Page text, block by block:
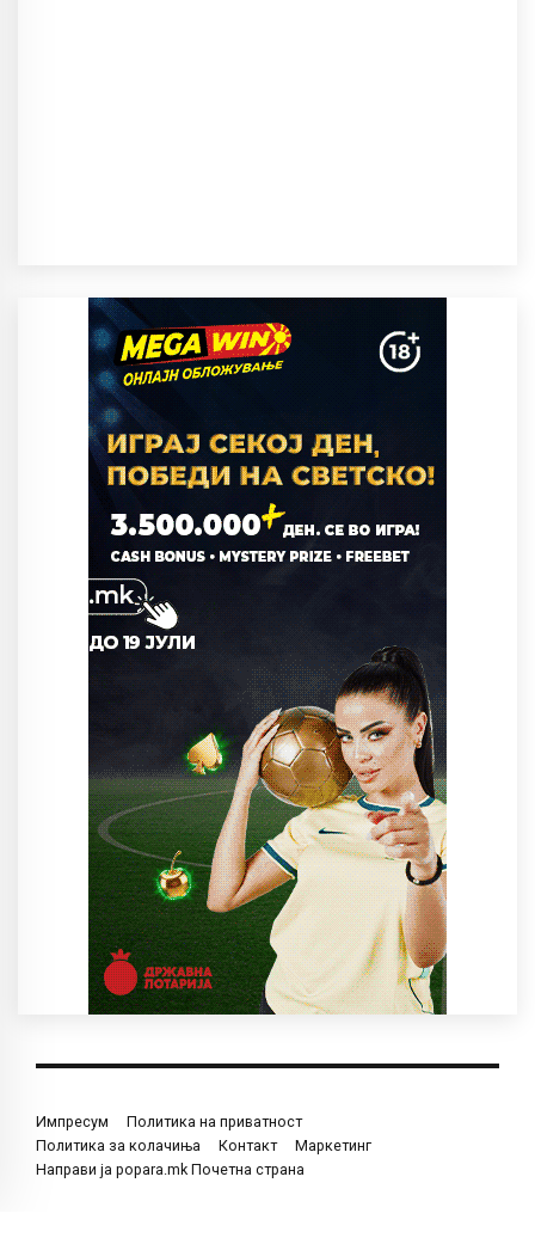
Импресум
Политика на приватност
Политика за колачиња
Контакт
Маркетинг
Направи ја popara.mk Почетна страна